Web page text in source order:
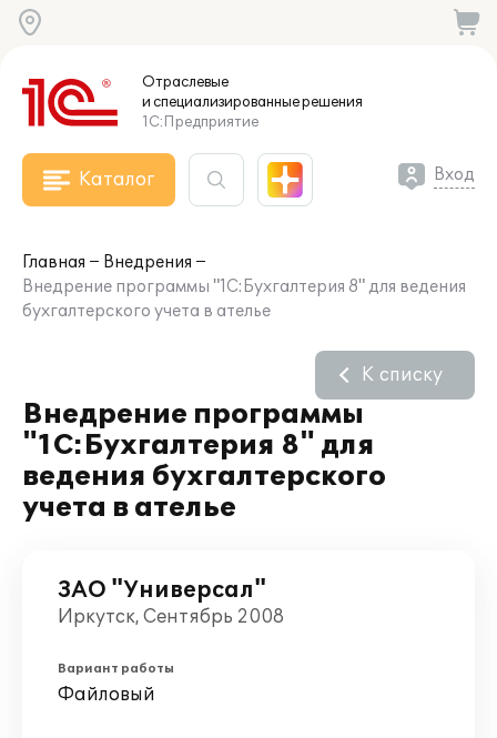
Отраслевые
и специализированныерешения
1С:Предприятие
Каталог Вход
Главная
Внедрения
Внедрение программы "1С:Бухгалтерия 8" для ведения
бухгалтерского учета в ателье
Внедрение программы
"1С:Бухгалтерия 8" для
ведения бухгалтерского
учета в ателье
К списку
ЗАО "Универсал"
Иркутск, Сентябрь 2008
Вариант работы
Файловый